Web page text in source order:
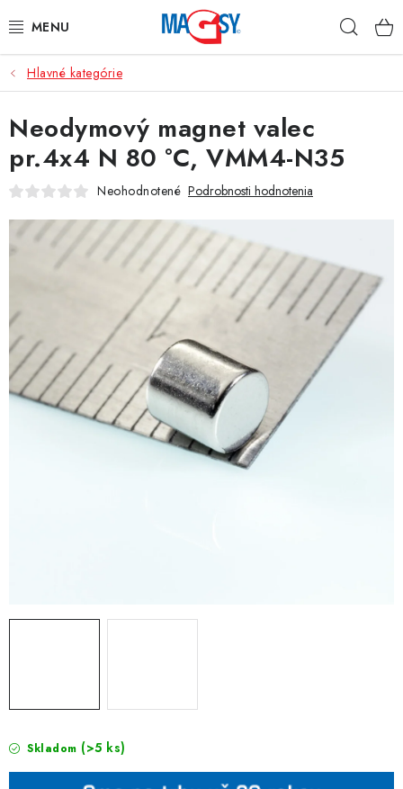
na
HLAVNÉ KATEGÓRIE
MAGNETICKÉ POMÔCKY
PRIEMYSELNÉ MAGNETY
OSTATNÉ MAGNETY
NEREZOVÉ MATERIÁLY
O nás Obchodné podmienky
Ochrana osobných údajov
Kontakt
Odstúpenie od zmluvy
Hlavné kategórie
Skladom (>5 ks)
Neodymový magnet valec
pr.4x4 N 80 °C, VMM4-N35
Neohodnotené Podrobnosti hodnotenia